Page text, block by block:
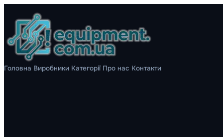
Головна Виробники Категорії Про нас Контакти